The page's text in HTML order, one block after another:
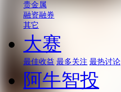
贵金属
融资融券
其它
大赛
最佳收益 最多关注 最热讨论
阿牛智投